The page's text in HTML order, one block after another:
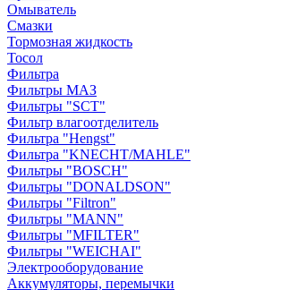
Омыватель
Смазки
Тормозная жидкость
Тосол
Фильтра
Фильтры МАЗ
Фильтры "SCT"
Фильтр влагоотделитель
Фильтра "Hengst"
Фильтра "KNECHT/MAHLE"
Фильтры "BOSCH"
Фильтры "DONALDSON"
Фильтры "Filtron"
Фильтры "MANN"
Фильтры "MFILTER"
Фильтры "WEICHAI"
Электрооборудование
Аккумуляторы, перемычки